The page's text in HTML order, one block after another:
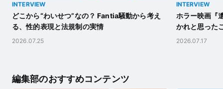
INTERVIEW
どこから“わいせつ”なの？ Fantia騒動から考え
る、性的表現と法規制の実情
2026.07.25
INTERVIEW
ホラー映画『
かれと思った
2026.07.17
編集部のおすすめコンテンツ